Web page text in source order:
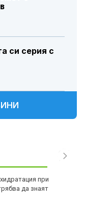
си серия с
при
да знаят